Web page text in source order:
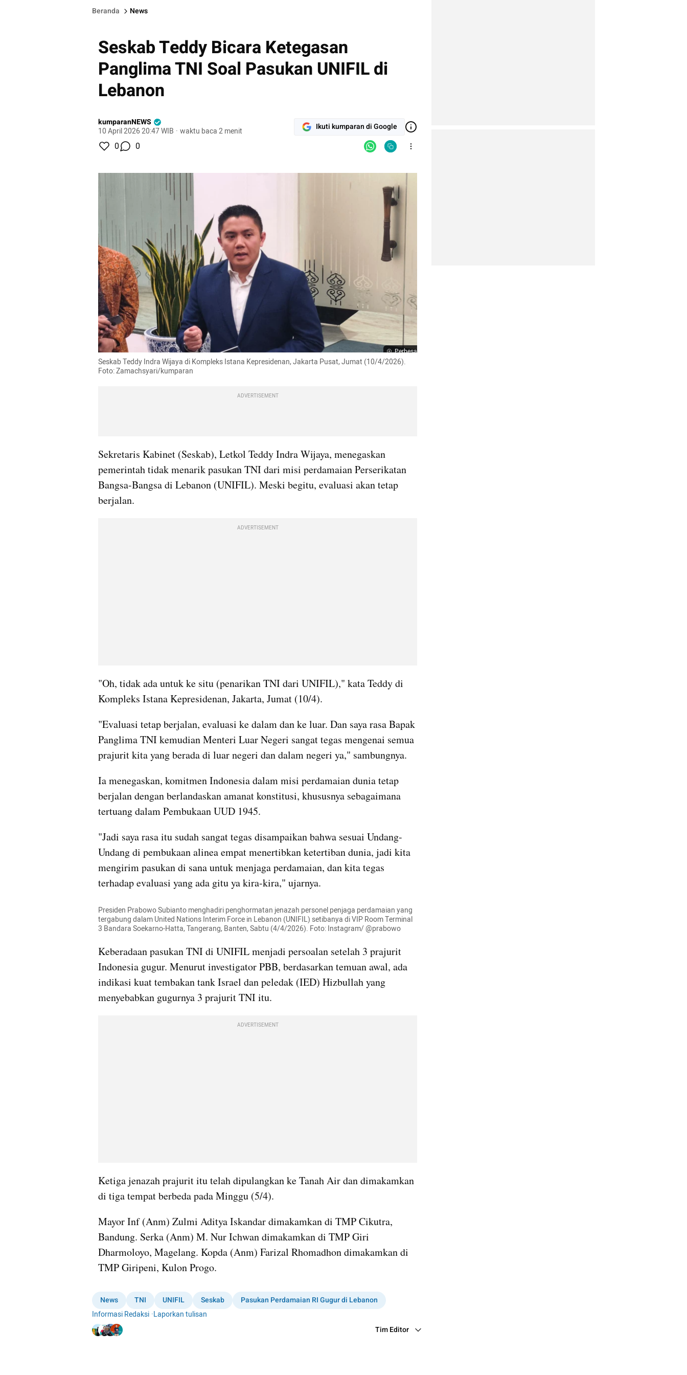
Beranda News
Seskab Teddy Bicara Ketegasan
Panglima TNI Soal Pasukan UNIFIL di
Lebanon
kumparanNEWS
10 April 2026 20:47 WIB · waktu baca 2 menit Ikuti kumparan di Google
0 0
Perbesar
Seskab Teddy Indra Wijaya di Kompleks Istana Kepresidenan, Jakarta Pusat, Jumat (10/4/2026).
Foto: Zamachsyari/kumparan
ADVERTISEMENT
Sekretaris Kabinet (Seskab), Letkol Teddy Indra Wijaya, menegaskan
pemerintah tidak menarik pasukan TNI dari misi perdamaian Perserikatan
Bangsa-Bangsa di Lebanon (UNIFIL). Meski begitu, evaluasi akan tetap
berjalan.
ADVERTISEMENT
"Oh, tidak ada untuk ke situ (penarikan TNI dari UNIFIL)," kata Teddy di
Kompleks Istana Kepresidenan, Jakarta, Jumat (10/4).
"Evaluasi tetap berjalan, evaluasi ke dalam dan ke luar. Dan saya rasa Bapak
Panglima TNI kemudian Menteri Luar Negeri sangat tegas mengenai semua
prajurit kita yang berada di luar negeri dan dalam negeri ya," sambungnya.
Ia menegaskan, komitmen Indonesia dalam misi perdamaian dunia tetap
berjalan dengan berlandaskan amanat konstitusi, khususnya sebagaimana
tertuang dalam Pembukaan UUD 1945.
"Jadi saya rasa itu sudah sangat tegas disampaikan bahwa sesuai Undang-
Undang di pembukaan alinea empat menertibkan ketertiban dunia, jadi kita
mengirim pasukan di sana untuk menjaga perdamaian, dan kita tegas
terhadap evaluasi yang ada gitu ya kira-kira," ujarnya.
Presiden Prabowo Subianto menghadiri penghormatan jenazah personel penjaga perdamaian yang
tergabung dalam United Nations Interim Force in Lebanon (UNIFIL) setibanya di VIP Room Terminal
3 Bandara Soekarno-Hatta, Tangerang, Banten, Sabtu (4/4/2026). Foto: Instagram/ @prabowo
Keberadaan pasukan TNI di UNIFIL menjadi persoalan setelah 3 prajurit
Indonesia gugur. Menurut investigator PBB, berdasarkan temuan awal, ada
indikasi kuat tembakan tank Israel dan peledak (IED) Hizbullah yang
menyebabkan gugurnya 3 prajurit TNI itu.
ADVERTISEMENT
Ketiga jenazah prajurit itu telah dipulangkan ke Tanah Air dan dimakamkan
di tiga tempat berbeda pada Minggu (5/4).
Mayor Inf (Anm) Zulmi Aditya Iskandar dimakamkan di TMP Cikutra,
Bandung. Serka (Anm) M. Nur Ichwan dimakamkan di TMP Giri
Dharmoloyo, Magelang. Kopda (Anm) Farizal Rhomadhon dimakamkan di
TMP Giripeni, Kulon Progo.
News TNI UNIFIL Seskab
Pasukan Perdamaian RI Gugur di Lebanon
Informasi Redaksi ·Laporkan tulisan
Tim Editor